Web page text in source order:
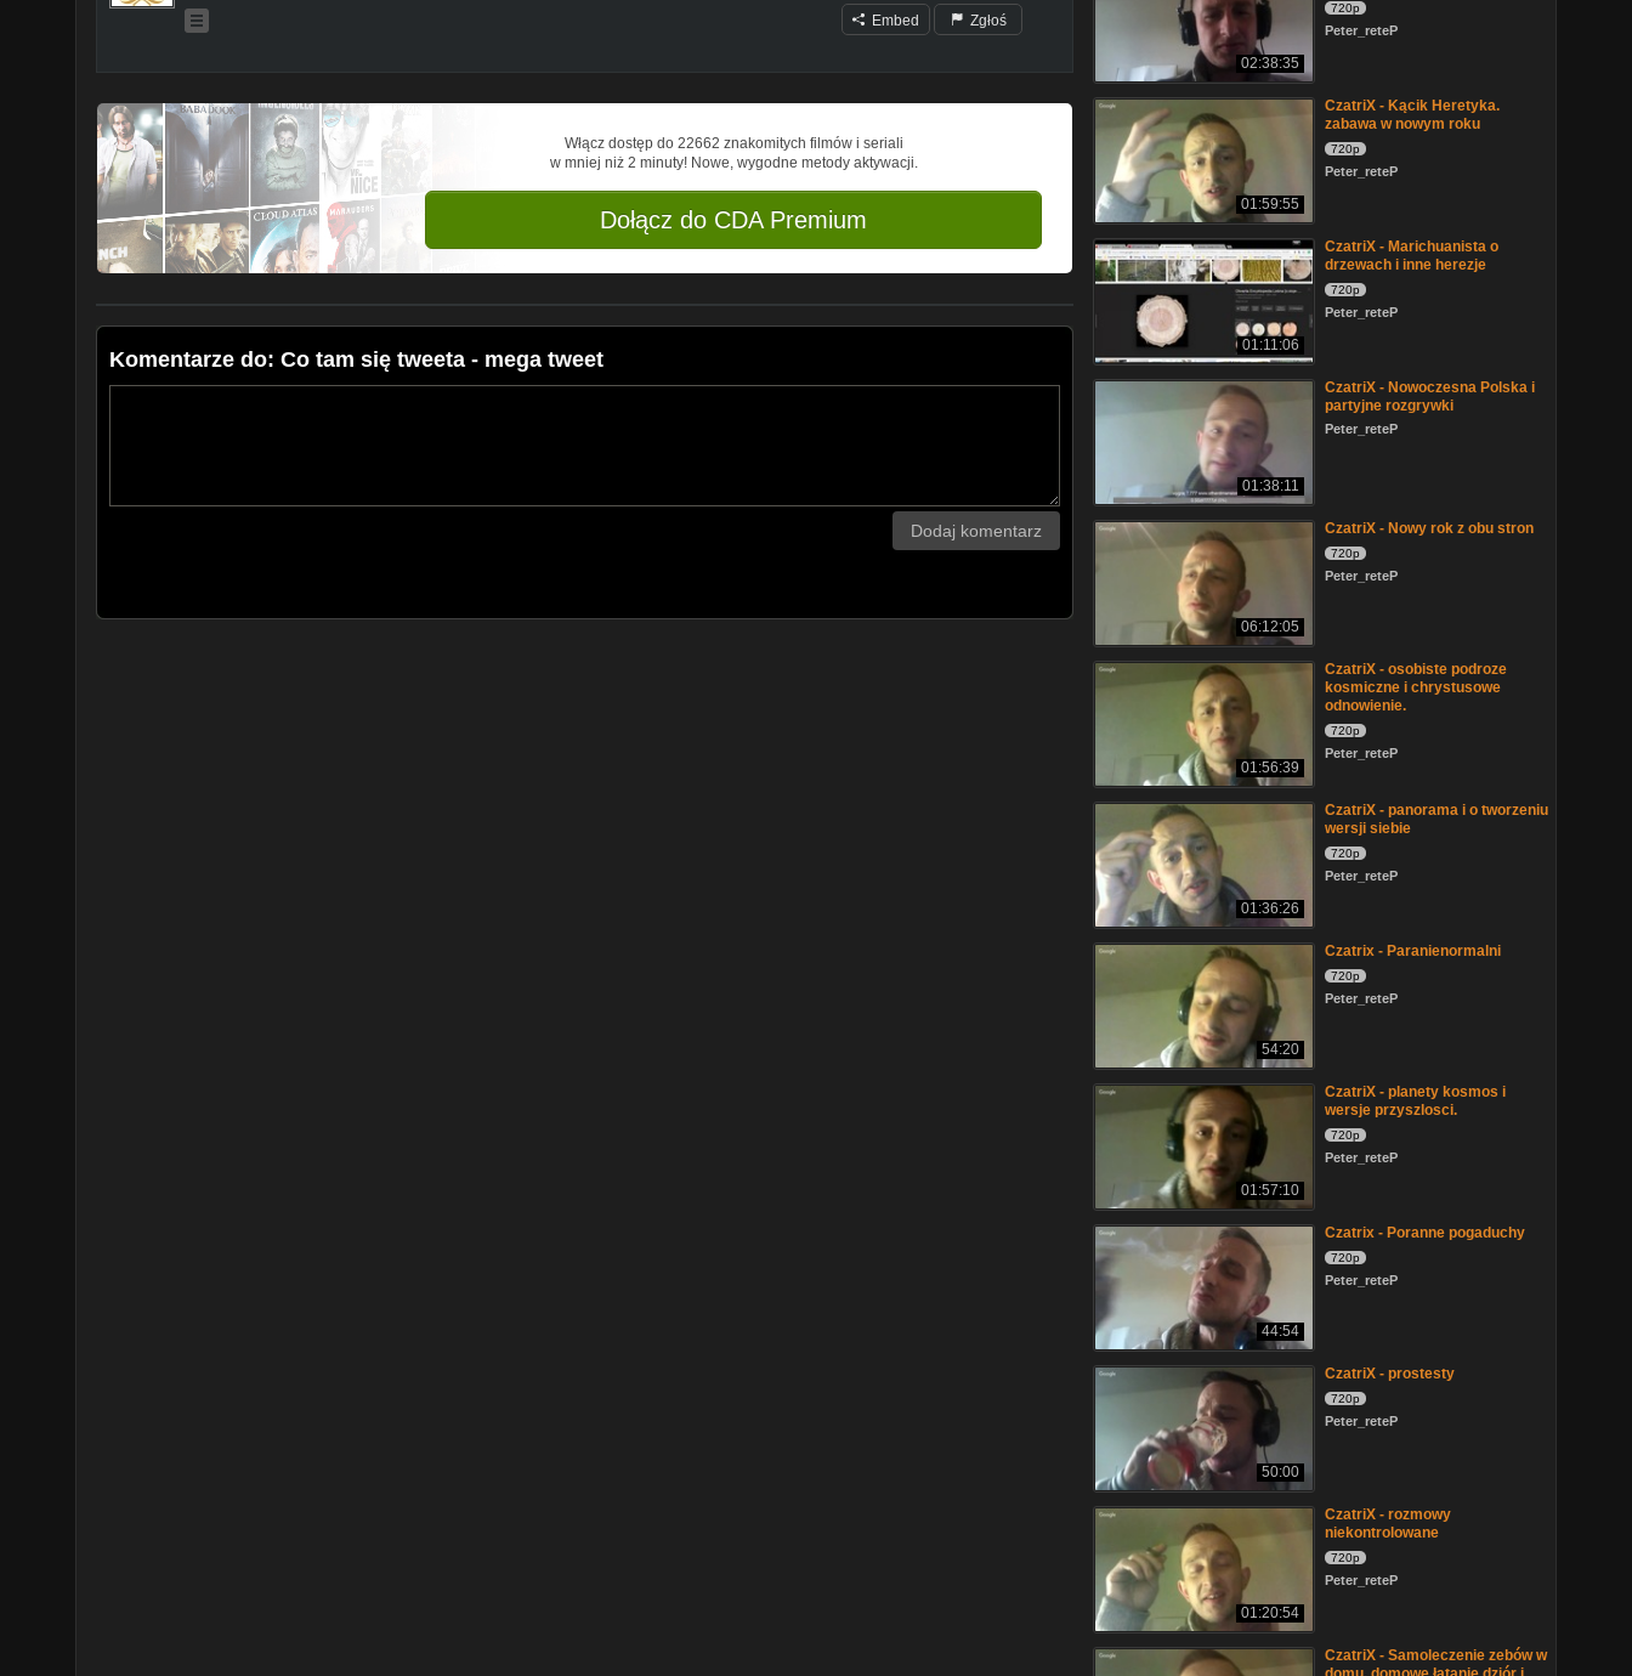
Embed Zgłoś
Włącz dostęp do 22662 znakomitych filmów i seriali
w mniej niż 2 minuty! Nowe, wygodne metody aktywacji.
Dołącz do CDA Premium
Komentarze do: Co tam się tweeta - mega tweet
Dodaj komentarz
02:38:35
720p
Peter_reteP
01:59:55
CzatriX - Kącik Heretyka.
zabawa w nowym roku
720p
Peter_reteP
01:11:06
CzatriX - Marichuanista o
drzewach i inne herezje
720p
Peter_reteP
01:38:11
CzatriX - Nowoczesna Polska i
partyjne rozgrywki
Peter_reteP
06:12:05
CzatriX - Nowy rok z obu stron
720p
Peter_reteP
01:56:39
CzatriX - osobiste podroze
kosmiczne i chrystusowe
odnowienie.
720p
Peter_reteP
01:36:26
CzatriX - panorama i o tworzeniu
wersji siebie
720p
Peter_reteP
54:20
Czatrix - Paranienormalni
720p
Peter_reteP
01:57:10
CzatriX - planety kosmos i
wersje przyszlosci.
720p
Peter_reteP
44:54
Czatrix - Poranne pogaduchy
720p
Peter_reteP
50:00
CzatriX - prostesty
720p
Peter_reteP
01:20:54
CzatriX - rozmowy
niekontrolowane
720p
Peter_reteP
CzatriX - Samoleczenie zebów w